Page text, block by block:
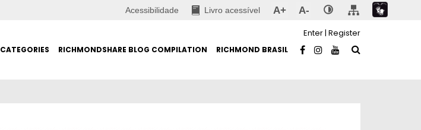
Acessibilidade Livro acessível A+ A-
CATEGORIES RICHMONDSHARE BLOG COMPILATION RICHMOND BRASIL
Enter| Register